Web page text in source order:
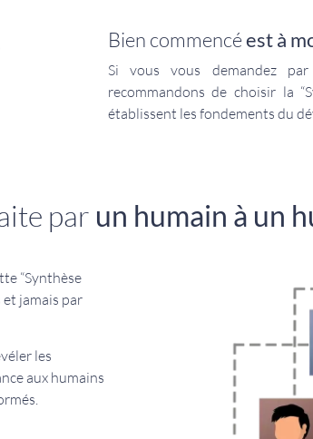
Bien commencéest à
Si vous vous demandez
recommandons de choisir la “
établissent les fondements du
par un humain à un
“Synthèse
jamais par
les
aux humains